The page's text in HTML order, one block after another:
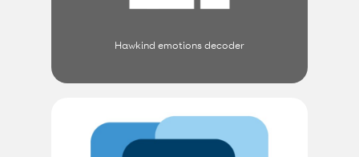
Hawkind emotions decoder